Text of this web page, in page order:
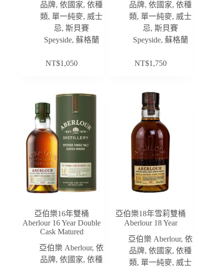
品牌,依國家,依種
類, 單一純麥, 威士
忌,斯貝賽
Speyside, 蘇格蘭
NT$1,050
品牌,依國家,依種
類, 單一純麥, 威士
忌,斯貝賽
Speyside, 蘇格蘭
NT$1,750
亞伯樂16年雙桶
Aberlour 16 Year Double
Cask Matured
亞伯樂 Aberlour,依
品牌,依國家,依種
亞伯樂18年雪莉雙桶
Aberlour 18 Year
亞伯樂 Aberlour,依
品牌,依國家,依種
類, 單一純麥, 威士